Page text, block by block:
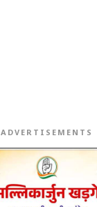
ADVERTISEMENTS